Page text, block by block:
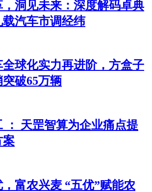
洞见未来：深度解码卓典
载汽车市调经纬
球化实力再进阶，方盒子
破65万辆
： 天罡智算为企业痛点提
案
，富农兴麦 “五优”赋能农